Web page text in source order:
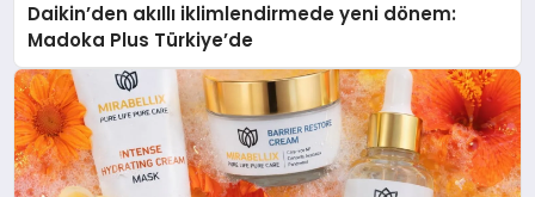
Daikin’den akıllı iklimlendirmede yeni dönem:
Madoka Plus Türkiye’de